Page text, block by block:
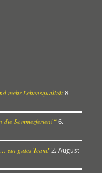
mehr Lebensqualität 8.
die Sommerferien!“ 6.
ein gutes Team! 2. August